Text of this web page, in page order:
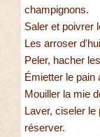
champignons.
Saler et poivrer
Les arroser
Peler, hacher
Émietter le pain
Mouiller la mie
Laver, ciseler
réserver.